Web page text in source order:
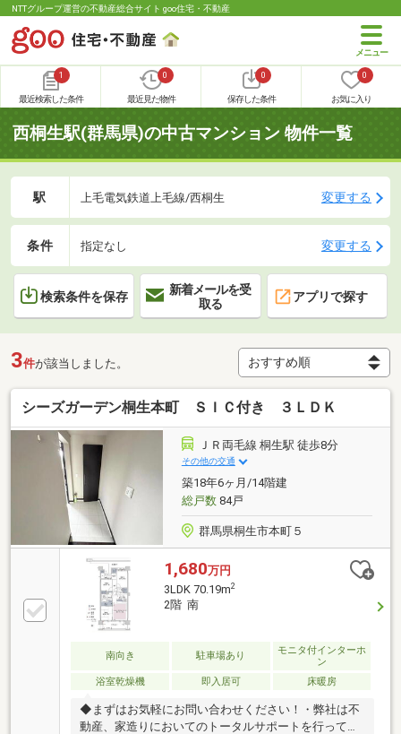
NTTグループ運営の不動産総合サイト goo住宅・不動産
1
最近検索した条件
0
最近見た物件
0
保存した条件
0
お気に入り
西桐生駅(群馬県)の中古マンション 物件一覧
駅 上毛電気鉄道上毛線/西桐生 変更する
条件 指定なし 変更する
検索条件を保存
新着メールを受
取る
アプリで探す
3件が該当しました。
シーズガーデン桐生本町 ＳＩＣ付き ３ＬＤＫ
ＪＲ両毛線 桐生駅 徒歩8分
その他の交通
築18年6ヶ月/14階建
総戸数84戸
群馬県桐生市本町５
1,680万円
3LDK 70.19m2
2階 南
南向き 駐車場あり
モニタ付インターホ
ン
浴室乾燥機
即入居可 床暖房
◆まずはお気軽にお問い合わせください！・弊社は不
動産、家造りにおいてのトータルサポートを行ってお